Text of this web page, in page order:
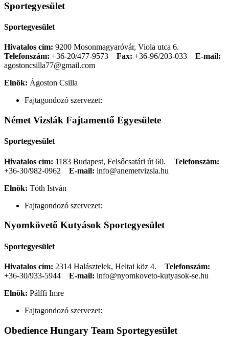
Sportegyesület
Sportegyesület
Hivatalos cím: 9200 Mosonmagyaróvár, Viola utca 6.
Telefonszám: +36-20/477-9573 Fax: +36-96/203-033
E-mail:
agostoncsilla77@gmail.com
Elnök: Ágoston Csilla
Fajtagondozó szervezet:
Német Vizslák Fajtamentő Egyesülete
Sportegyesület
Hivatalos cím: 1183 Budapest, Felsőcsatári út 60. Telefonszám:
+36-30/982-0962
E-mail: info@anemetvizsla.hu
Elnök: Tóth István
Fajtagondozó szervezet:
Nyomkövető Kutyások Sportegyesület
Sportegyesület
Hivatalos cím: 2314 Halásztelek, Heltai köz 4. Telefonszám:
+36-30/933-5944
E-mail: info@nyomkoveto-kutyasok-se.hu
Elnök: Pálffi Imre
Fajtagondozó szervezet:
Obedience Hungary Team Sportegyesület